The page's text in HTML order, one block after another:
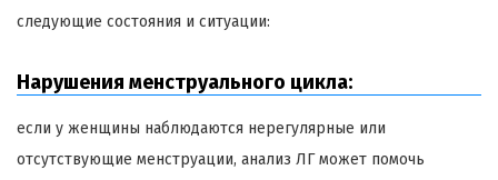
следующие состояния и ситуации:
Нарушения менструального цикла:
если у женщины наблюдаются нерегулярные или
отсутствующие менструации, анализ ЛГ может помочь